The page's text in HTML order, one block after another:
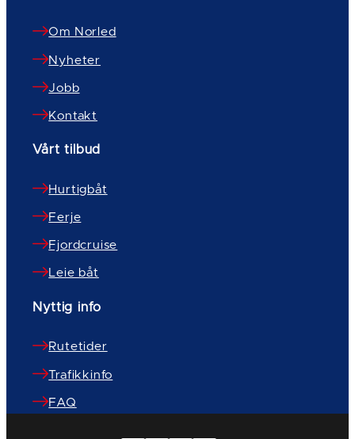
Om Norled
Nyheter
Jobb
Kontakt
Vårt tilbud
Hurtigbåt
Ferje
Fjordcruise
Leie båt
Nyttig info
Rutetider
Trafikkinfo
FAQ